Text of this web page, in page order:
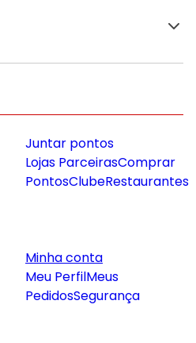
Juntar pontos
Lojas ParceirasComprar
PontosClubeRestaurantes
Minha conta
Meu PerfilMeus
PedidosSegurança